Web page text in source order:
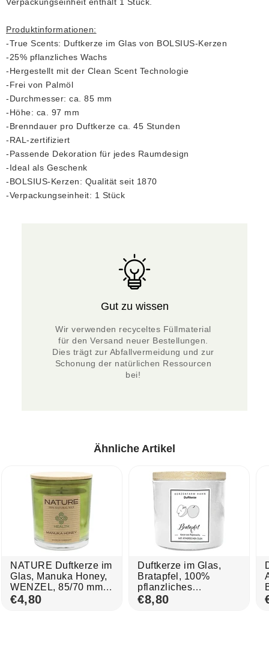
Produktinformationen:
-True Scents: Duftkerze im Glas von BOLSIUS-Kerzen
-25% pflanzliches Wachs
-Hergestellt mit der Clean Scent Technologie
-Frei von Palmöl
-Durchmesser: ca. 85 mm
-Höhe: ca. 97 mm
-Brenndauer pro Duftkerze ca. 45 Stunden
-RAL-zertifiziert
-Passende Dekoration für jedes Raumdesign
-Ideal als Geschenk
-BOLSIUS-Kerzen: Qualität seit 1870
-Verpackungseinheit: 1 Stück
Gut zu wissen
Wir verwenden recyceltes Füllmaterial
für den Versand neuer Bestellungen.
Dies trägt zur Abfallvermeidung und zur
Schonung der natürlichen Ressourcen
bei!
Ähnliche Artikel
NATURE Duftkerze im
Glas, Manuka Honey,
WENZEL, 85/70 mm,
Brenndauer ca. 28h
€4,80
Duftkerze im Glas,
Bratapfel, 100%
pflanzliches
Rapswachs,
KERZENFARM
€8,80